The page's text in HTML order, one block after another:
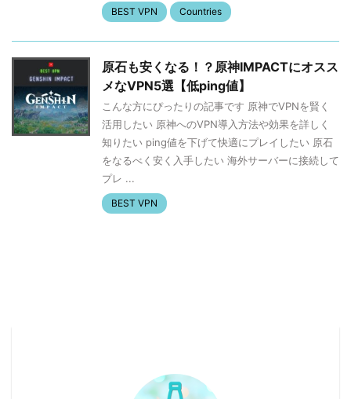
BEST VPN Countries
原石も安くなる！？原神IMPACTにオスス
メなVPN5選【低ping値】
こんな方にぴったりの記事です 原神でVPNを賢く
活用したい 原神へのVPN導入方法や効果を詳しく
知りたい ping値を下げて快適にプレイしたい 原石
をなるべく安く入手したい 海外サーバーに接続して
プレ ...
BEST VPN